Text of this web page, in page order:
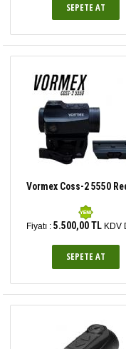
Vormex Coss-2 5550
Fiyatı : 5.500,00 TL KDV